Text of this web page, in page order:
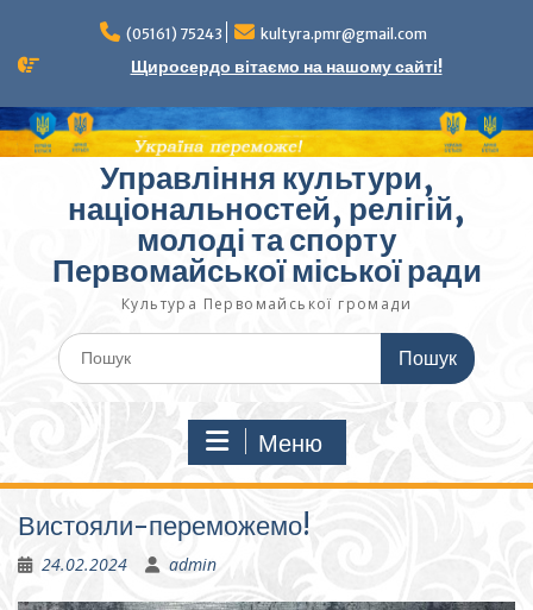
вмісту
(05161) 75243 kultyra.pmr@gmail.com
Щиросердо вітаємо на нашому сайті!
Управління культури,
національностей, релігій,
молоді та спорту
Первомайської міської ради
Культура Первомайcької громади
Шукати:
Меню
Вистояли-переможемо!
24.02.2024 admin